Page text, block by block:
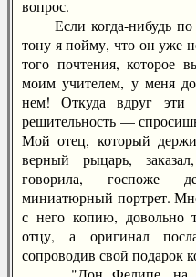
вопрос.
Если когда-нибудь по
тону я пойму, что он уже
того почтения, которое
моим учителем, у меня
нем! Откуда вдруг эти
решительность —
Мой отец, который
верный рыцарь,
говорила, госпоже
миниатюрный портрет.
с него копию, довольно
отцу, а оригинал
сопроводив свой подарок